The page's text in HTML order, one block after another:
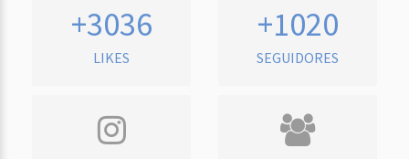
+3036
LIKES
+1020
SEGUIDORES